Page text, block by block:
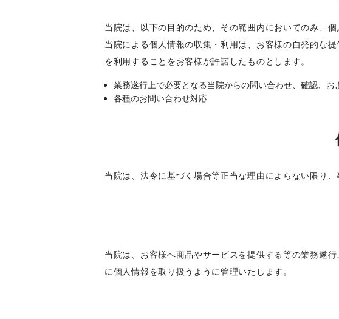
当院は、以下の目的のため、その範囲内においてのみ、個
当院による個人情報の収集・利用は、お客様の自発的な
を利用することをお客様が許諾したものとします。
業務遂行上で必要となる当院からの問い合わせ、確認、
各種のお問い合わせ対応
当院は、法令に基づく場合等正当な理由によらない限り
当院は、お客様へ商品やサービスを提供する等の業務遂
に個人情報を取り扱うように管理いたします。